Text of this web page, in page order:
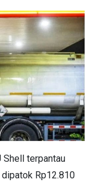
Shell terpantau
Rp12.810